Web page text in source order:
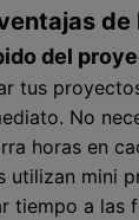
del
tus
No
horas en
utilizan mini
tiempo a las